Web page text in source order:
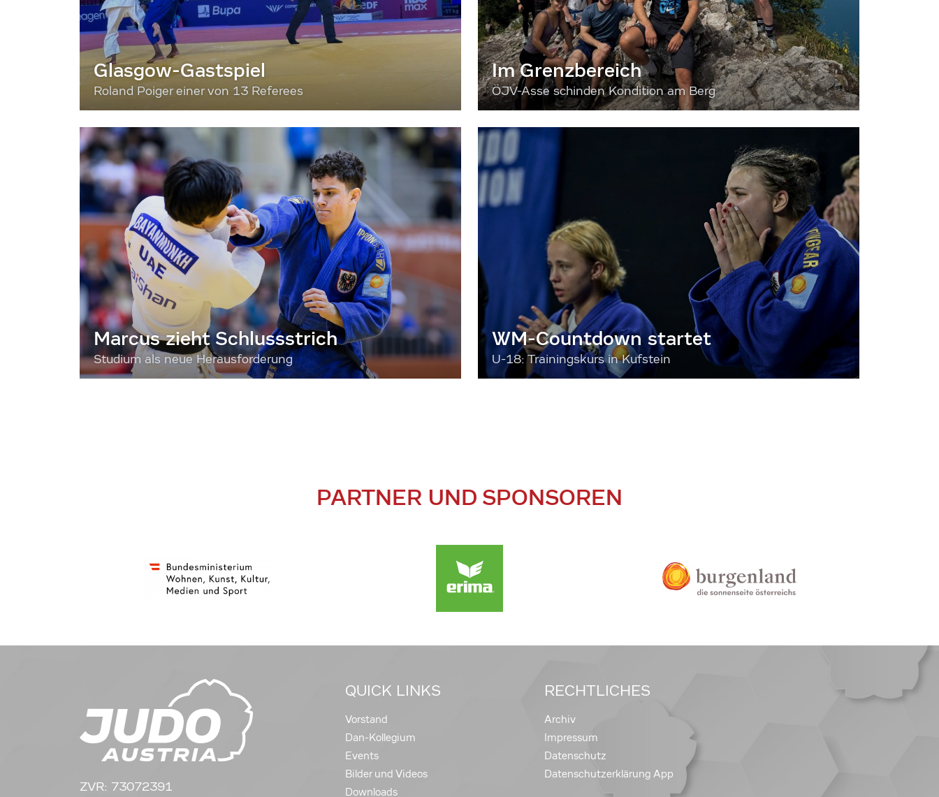
Glasgow-Gastspiel
Roland Poiger einer von 13 Referees
Im Grenzbereich
ÖJV-Asse schinden Kondition am Berg
Marcus zieht Schlussstrich
Studium als neue Herausforderung
WM-Countdown startet
U-18: Trainingskurs in Kufstein
PARTNER UND SPONSOREN
ZVR: 73072391
QUICK LINKS
Vorstand
Dan-Kollegium
Events
Bilder und Videos
Downloads
RECHTLICHES
Archiv
Impressum
Datenschutz
Datenschutzerklärung App